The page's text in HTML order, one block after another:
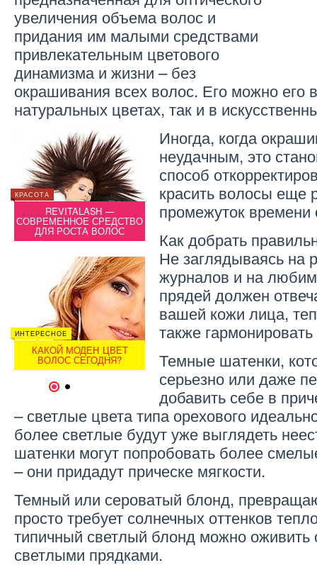
увеличения объема волос и
придания им малыми средствами
привлекательным цветового
динамизма и жизни – без
окрашивания всех волос. Его можно его
натуральных цветах, так и в
КРАСОТА
REVITALASH —
СОВРЕМЕННОЕ СРЕДСТВО
ДЛЯ РОСТА ВОЛОС
ИНТЕРЕСНОЕ
КАКОЙ МОДЕН ЦВЕТ
ВОЛОС СЕГОДНЯ?
ЛЕКАРСТВА
ИНДУЛЕКХА — СРЕДСТВО
ДЛЯ ВОССТАНОВЛЕНИЯ
КРАСОТА
РЫЖИЙ ЦВЕТ
Иногда, когда
неудачным, это
способ
красить волосы еще
промежуток времени
Как добрать
Не заглядываясь на
журналов и на
прядей должен
вашей кожи лица,
также
Темные шатенки,
серьезно или даже
добавить себе в
– светлые цвета типа орехового
более светлые будут уже выглядеть
шатенки могут попробовать более
– они придадут прическе мягкости.
Темный или сероватый блонд,
просто требует солнечных оттенков
типичный светлый блонд можно оживить
светлыми прядками.